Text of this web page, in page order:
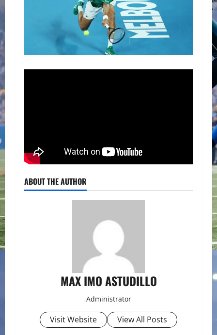
ABOUT THE AUTHOR
MAX IMO ASTUDILLO
Administrator
Visit Website View All Posts